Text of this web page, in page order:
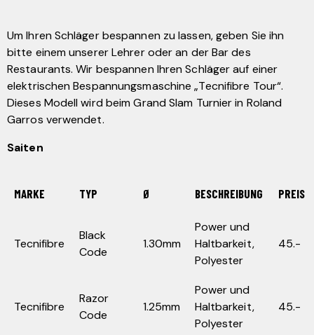
Um Ihren Schläger bespannen zu lassen, geben Sie ihn
bitte einem unserer Lehrer oder an der Bar des
Restaurants. Wir bespannen Ihren Schläger auf einer
elektrischen Bespannungsmaschine „Tecnifibre Tour“.
Dieses Modell wird beim Grand Slam Turnier in Roland
Garros verwendet.
Saiten
MARKE TYP Ø BESCHREIBUNG PREIS
Tecnifibre
Black
Code
1.30mm
Power und
Haltbarkeit,
Polyester
45.-
Tecnifibre
Razor
Code
1.25mm
Power und
Haltbarkeit,
Polyester
45.-